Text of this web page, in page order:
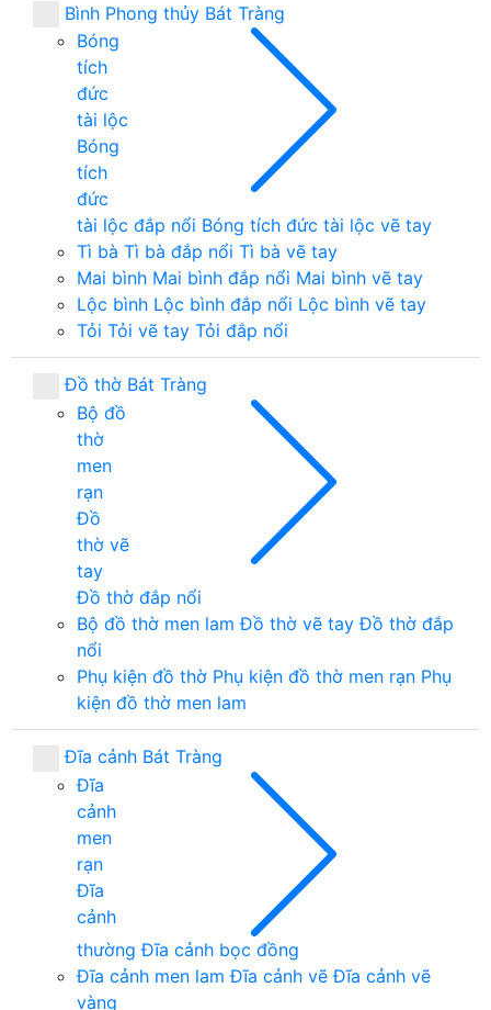
Bình Phong thủy Bát Tràng
Bóng
tích
đức
tài lộc
Bóng
tích
đức
tài lộc đắp nổi Bóng tích đức tài lộc vẽ tay
Tì bà Tì bà đắp nổi Tì bà vẽ tay
Mai bình Mai bình đắp nổi Mai bình vẽ tay
Lộc bình Lộc bình đắp nổi Lộc bình vẽ tay
Tỏi Tỏi vẽ tay Tỏi đắp nổi
Đồ thờ Bát Tràng
Bộ đồ
thờ
men
rạn
Đồ
thờ vẽ
tay
Đồ thờ đắp nổi
Bộ đồ thờ men lam Đồ thờ vẽ tay Đồ thờ đắp
nổi
Phụ kiện đồ thờ Phụ kiện đồ thờ men rạn Phụ
kiện đồ thờ men lam
Đĩa cảnh Bát Tràng
Đĩa
cảnh
men
rạn
Đĩa
cảnh
thường Đĩa cảnh bọc đồng
Đĩa cảnh men lam Đĩa cảnh vẽ Đĩa cảnh vẽ
vàng